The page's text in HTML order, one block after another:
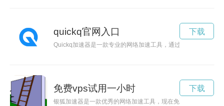
quickq官网入口
Quickq加速器是一款专业的网络加速工具，通过优化网络连接
下载
免费vps试用一小时
银狐加速器是一款优秀的网络加速工具，现在免费提供给用户
下载